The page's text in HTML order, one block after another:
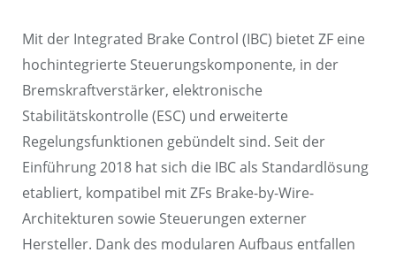
Mit der Integrated Brake Control (IBC) bietet ZF eine
hochintegrierte Steuerungskomponente, in der
Bremskraftverstärker, elektronische
Stabilitätskontrolle (ESC) und erweiterte
Regelungsfunktionen gebündelt sind. Seit der
Einführung 2018 hat sich die IBC als Standardlösung
etabliert, kompatibel mit ZFs Brake-by-Wire-
Architekturen sowie Steuerungen externer
Hersteller. Dank des modularen Aufbaus entfallen